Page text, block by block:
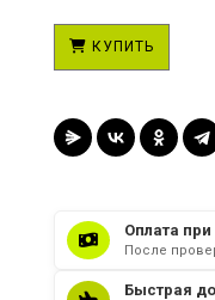
КУПИТЬ
Оплата
После
Быстрая